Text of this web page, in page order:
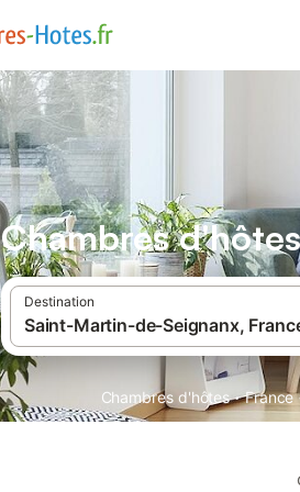
Chambres
Destination
Chambres d'hôtes · France